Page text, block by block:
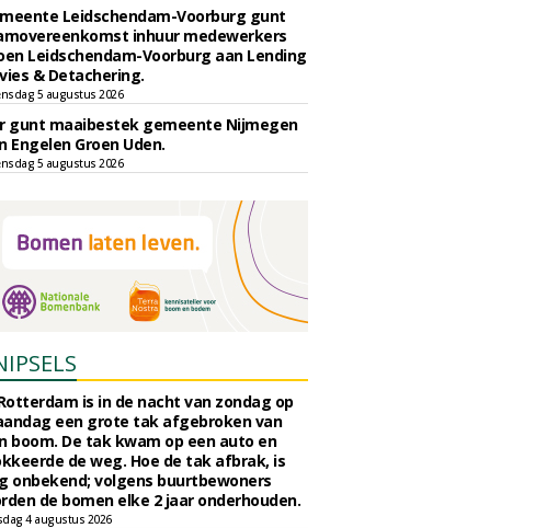
Leidschendam-Voorburg gunt
inhuur medewerkers
Leidschendam-Voorburg aan Lending
& Detachering.
5 augustus 2026
gunt maaibestek gemeente Nijmegen
Engelen Groen Uden.
5 augustus 2026
is in de nacht van zondag op
een grote tak afgebroken van
boom. De tak kwam op een auto en
de weg. Hoe de tak afbrak, is
onbekend; volgens buurtbewoners
de bomen elke 2 jaar onderhouden.
4 augustus 2026